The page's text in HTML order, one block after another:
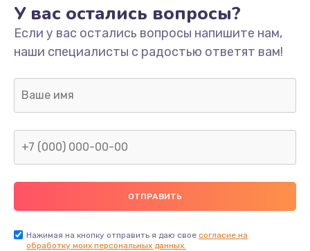
У вас остались вопросы?
Если у вас остались вопросы напишите нам,
наши специалисты с радостью ответят вам!
Нажимая на кнопку отправить я даю свое согласие на
обработку моих персональных данных.